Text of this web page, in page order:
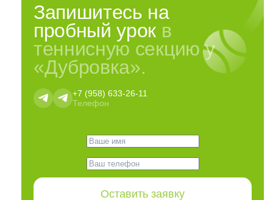
Запишитесь на
пробный урок в
теннисную секцию у
«Дубровка».
+7 (958) 633-26-11
Телефон
Оставить заявку